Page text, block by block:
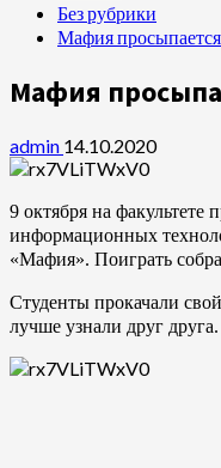
Без рубрики
Мафия
Мафия
admin 14.10.2020
9 октября на
информационных
«Мафия». Поиграть
Студенты прокачали
лучше узнали друг друга.